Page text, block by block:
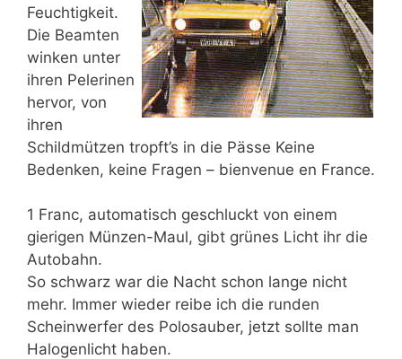
Feuchtigkeit.
Die Beamten
winken unter
ihren Pelerinen
hervor, von
ihren
Schildmützen tropft’s in die Pässe Keine
Bedenken, keine Fragen – bienvenue en France.
1 Franc, automatisch geschluckt von einem
gierigen Münzen-Maul, gibt grünes Licht ihr die
Autobahn.
So schwarz war die Nacht schon lange nicht
mehr. Immer wieder reibe ich die runden
Scheinwerfer des Polosauber, jetzt sollte man
Halogenlicht haben.